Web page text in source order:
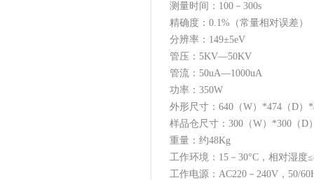
测量时间：100－300s
精确度：0.1%（常量相对误差）
分辨率：149±5eV
管压：5KV—50KV
管流：50uA—1000uA
功率：350W
外形尺寸：640（W）*474（D）
样品仓尺寸：300（W）*300（D
重量：约48Kg
工作环境：15－30°C，相对湿度
工作电源：AC220－240V，50/